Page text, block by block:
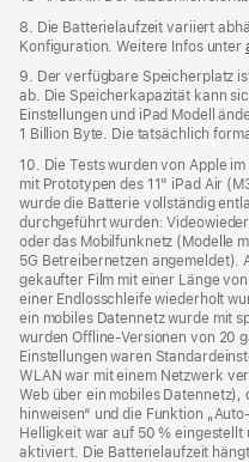
8. Die Batterielaufzeit variiert
Konfiguration. Weitere Infos unter
9. Der verfügbare Speicherplatz
ab. Die Speicherkapazität kann
Einstellungen und iPad Modell
1 Billion Byte. Die tatsächlich
10. Die Tests wurden von Apple
mit Prototypen des 11" iPad Air
wurde die Batterie vollständig
durchgeführt wurden:
oder das Mobilfunknetz (Modelle
5G Betreibernetzen angemeldet).
gekaufter Film mit einer Länge
einer Endlosschleife wiederholt
ein mobiles Datennetz wurde mit
wurden Offline-Versionen von 20
Einstellungen waren
WLAN war mit einem Netzwerk
Web über ein mobiles Datennetz),
hinweisen“ und die Funktion
Helligkeit war auf 50 % eingestellt
aktiviert. Die Batterielaufzeit